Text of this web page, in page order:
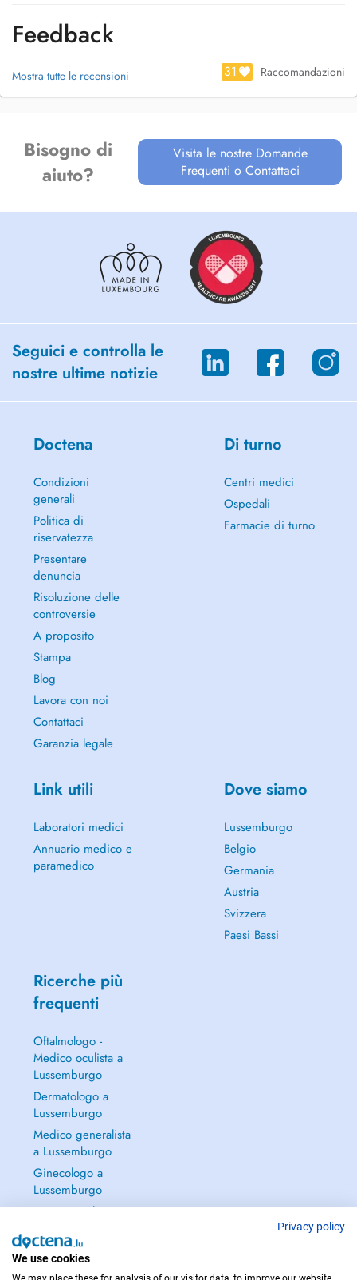
Feedback
Mostra tutte le recensioni 31 Raccomandazioni
Bisogno di
aiuto?
Visita le nostre Domande
Frequenti o Contattaci
Seguici e controlla le
nostre ultime notizie
Doctena
Condizioni
generali
Politica di
riservatezza
Presentare
denuncia
Risoluzione delle
controversie
A proposito
Stampa
Blog
Lavora con noi
Contattaci
Garanzia legale
Di turno
Centri medici
Ospedali
Farmacie di turno
Link utili
Laboratori medici
Annuario medico e
paramedico
Dove siamo
Lussemburgo
Belgio
Germania
Austria
Svizzera
Paesi Bassi
Ricerche più
frequenti
Oftalmologo -
Medico oculista a
Lussemburgo
Dermatologo a
Lussemburgo
Medico generalista
a Lussemburgo
Ginecologo a
Lussemburgo
Continua a leggere
Privacy policy
We use cookies